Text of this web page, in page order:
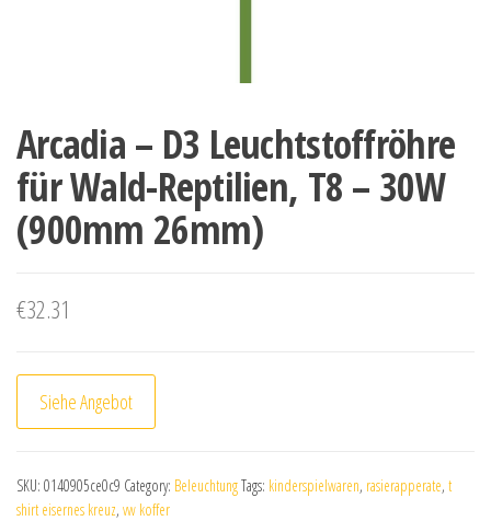
Arcadia – D3 Leuchtstoffröhre
für Wald-Reptilien, T8 – 30W
(900mm 26mm)
€32.31
Siehe Angebot
SKU: 0140905ce0c9 Category: BeleuchtungTags: kinderspielwaren, rasierapperate, t
shirt eisernes kreuz, vw koffer